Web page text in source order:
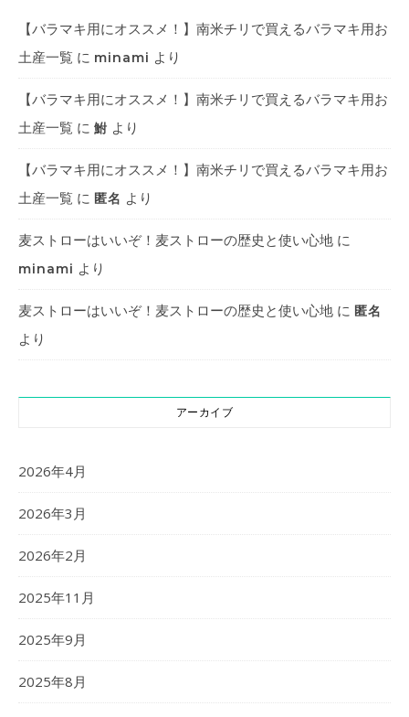
【バラマキ用にオススメ！】南米チリで買えるバラマキ用お
土産一覧 に minami より
【バラマキ用にオススメ！】南米チリで買えるバラマキ用お
土産一覧 に 鮒 より
【バラマキ用にオススメ！】南米チリで買えるバラマキ用お
土産一覧 に 匿名 より
麦ストローはいいぞ！麦ストローの歴史と使い心地 に
minami より
麦ストローはいいぞ！麦ストローの歴史と使い心地 に 匿名
より
アーカイブ
2026年4月
2026年3月
2026年2月
2025年11月
2025年9月
2025年8月